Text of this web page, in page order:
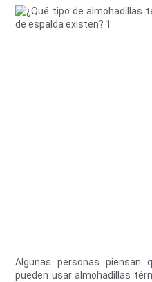
Algunas personas piensan
pueden usar almohadillas